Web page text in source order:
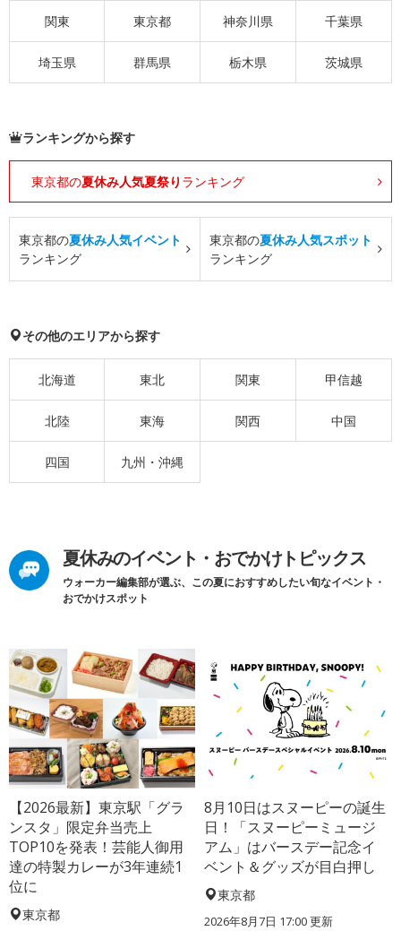
関東 東京都 神奈川県 千葉県
埼玉県 群馬県 栃木県 茨城県
ランキングから探す
東京都の夏休み人気夏祭り ランキング
東京都の夏休み人気イベント
ランキング
東京都の夏休み人気スポット
ランキング
その他のエリアから探す
北海道 東北 関東 甲信越
北陸 東海 関西 中国
四国 九州・沖縄
夏休みのイベント・おでかけトピックス
ウォーカー編集部が選ぶ、この夏におすすめしたい旬なイベント・
おでかけスポット
【2026最新】東京駅「グラ
ンスタ」限定弁当売上
TOP10を発表！芸能人御用
達の特製カレーが3年連続1
位に
東京都
8月10日はスヌーピーの誕生
日！「スヌーピーミュージ
アム」はバースデー記念イ
ベント＆グッズが目白押し
東京都
2026年8月7日 17:00更新